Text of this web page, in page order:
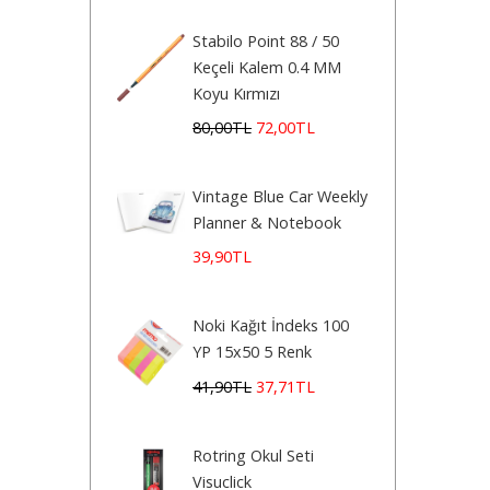
Stabilo Point 88 / 50
Keçeli Kalem 0.4 MM
Koyu Kırmızı
80,00TL 72,00TL
Vintage Blue Car Weekly
Planner & Notebook
39,90TL
Noki Kağıt İndeks 100
YP 15x50 5 Renk
41,90TL 37,71 TL
Rotring Okul Seti
Visuclick